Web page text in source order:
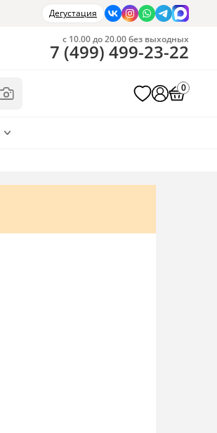
Дегустация
с 10.00 до 20.00 без выходных
7 (499) 499-23-22
0